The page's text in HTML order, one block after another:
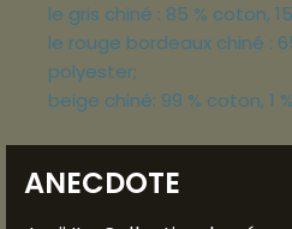
le gris chiné : 85 % coton,
le rouge bordeaux chiné :
polyester;
beige chiné: 99 % coton, 1
ANECDOTE